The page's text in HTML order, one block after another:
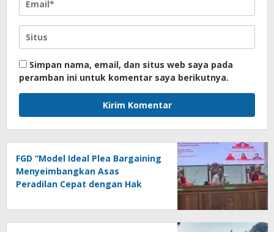
Simpan nama, email, dan situs web saya pada
peramban ini untuk komentar saya berikutnya.
FGD “Model Ideal Plea Bargaining
Menyeimbangkan Asas
Peradilan Cepat dengan Hak
Perlindungan Korban”